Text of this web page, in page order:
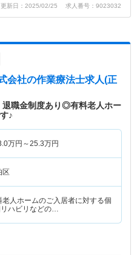
更新日：2025/02/25 求人番号：9023032
会社の作業療法士求人(正
退職金制度あり◎有料老人ホー
♪
万円～25.3万円
区
老人ホームのご入居者に対する個
ハビリなどの…